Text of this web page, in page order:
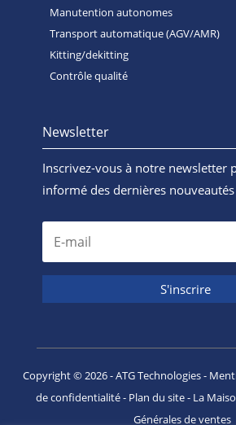
Manutention autonomes
Transport automatique (AGV/AMR)
Kitting/dekitting
Contrôle qualité
Newsletter
Inscrivez-vous à notre newsletter
informé des dernières
S'inscrire
Copyright ©2026- ATG Technologies -
de confidentialité- Plan du site- La
Générales de ventes